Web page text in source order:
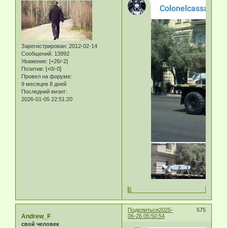
Зарегистрирован: 2012-02-14
Сообщений: 13992
Уважение: [+26/-2]
Позитив: [+0/-0]
Провел на форуме:
9 месяцев 8 дней
Последний визит:
2026-01-05 22:51:20
0
Поделиться 575
2025-
06-26 05:50:54
Andrew_F
свой человек